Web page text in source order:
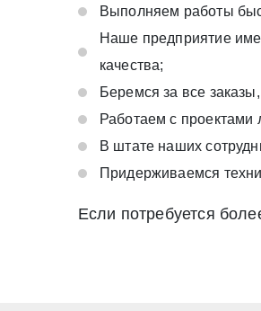
Выполняем работы
Наше предприятие
качества;
Беремся за все
Работаем с проектами
В штате наших
Придерживаемся
Если потребуется